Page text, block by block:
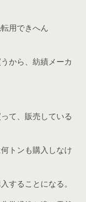
用できへん
から、紡績メーカ
て、販売している
トンも購入しなけ
することになる。